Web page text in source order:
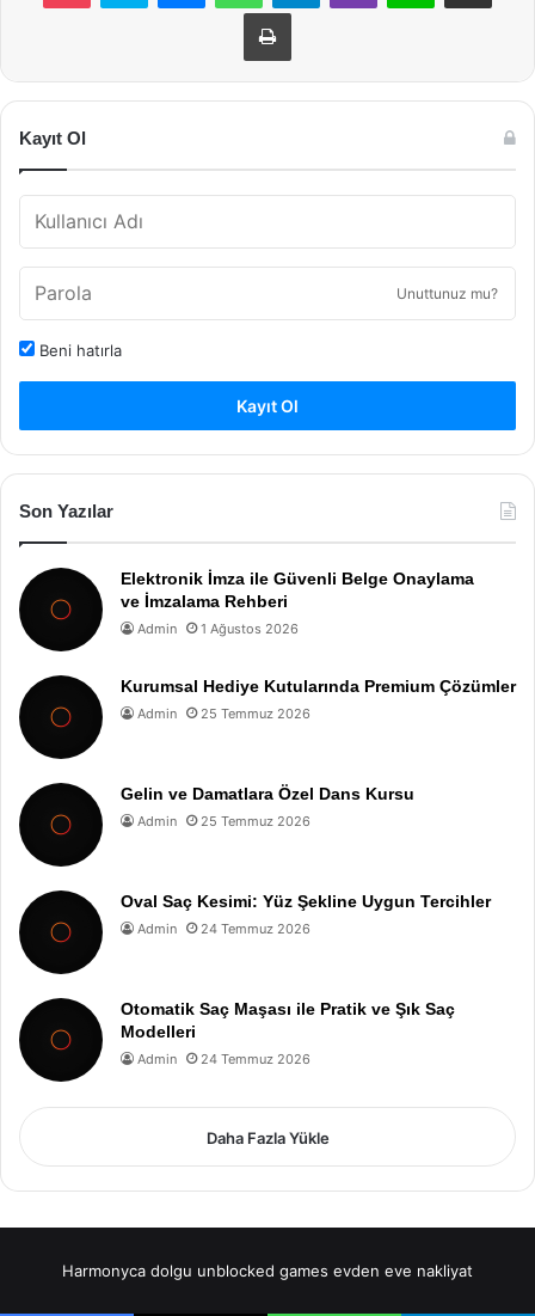
Yazdır
Kayıt Ol
Unuttunuz mu?
Beni hatırla
Kayıt Ol
Son Yazılar
Elektronik İmza ile Güvenli Belge Onaylama
ve İmzalama Rehberi
Admin 1 Ağustos 2026
Kurumsal Hediye Kutularında Premium Çözümler
Admin 25 Temmuz 2026
Gelin ve Damatlara Özel Dans Kursu
Admin 25 Temmuz 2026
Oval Saç Kesimi: Yüz Şekline Uygun Tercihler
Admin 24 Temmuz 2026
Otomatik Saç Maşası ile Pratik ve Şık Saç
Modelleri
Admin 24 Temmuz 2026
Daha Fazla Yükle
Harmonyca dolgu unblocked games evden eve nakliyat